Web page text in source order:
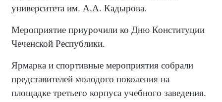
университета им. А.А. Кадырова.
Мероприятие приурочили ко Дню Конституции
Чеченской Республики.
Ярмарка и спортивные мероприятия собрали
представителей молодого поколения на
площадке третьего корпуса учебного заведения.